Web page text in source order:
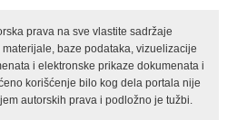
prava na sve vlastite sadržaje
baze podataka, vizuelizacije
i elektronske prikaze dokumenata i
korišćenje bilo kog dela portala nije
autorskih prava i podložno je tužbi.